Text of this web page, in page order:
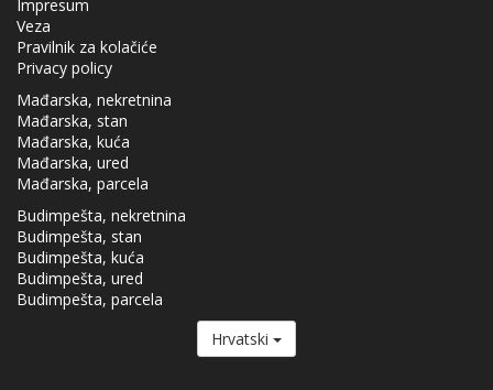
Impresum
Veza
Pravilnik za kolačiće
Privacy policy
Mađarska, nekretnina
Mađarska, stan
Mađarska, kuća
Mađarska, ured
Mađarska, parcela
Budimpešta, nekretnina
Budimpešta, stan
Budimpešta, kuća
Budimpešta, ured
Budimpešta, parcela
Hrvatski